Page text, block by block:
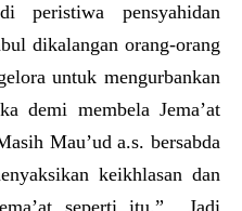
peristiwa pensyahidan
dikalangan orang-orang
untuk mengurbankan
demi membela Jema’at
Mau’ud a.s. bersabda
keikhlasan dan
seperti itu.” Jadi